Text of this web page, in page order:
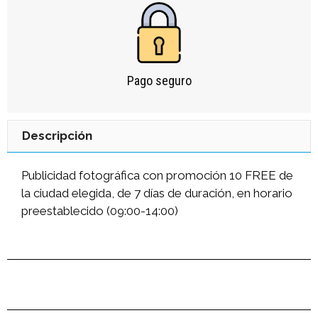
Pago seguro
Descripción
Publicidad fotográfica con promoción 10 FREE de
la ciudad elegida, de 7 días de duración, en horario
preestablecido (09:00-14:00)